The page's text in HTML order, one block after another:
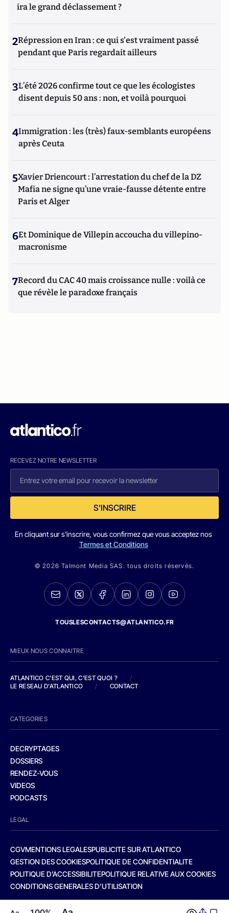
ira le grand déclassement ?
2Répression en Iran : ce qui s'est vraiment passé
pendant que Paris regardait ailleurs
3L’été 2026 confirme tout ce que les écologistes
disent depuis 50 ans : non, et voilà pourquoi
4Immigration : les (très) faux-semblants européens
après Ceuta
5Xavier Driencourt : l’arrestation du chef de la DZ
Mafia ne signe qu’une vraie-fausse détente entre
Paris et Alger
6Et Dominique de Villepin accoucha du villepino-
macronisme
7Record du CAC 40 mais croissance nulle : voilà ce
que révèle le paradoxe français
RECEVEZ NOTRE NEWSLETTER
S'INSCRIRE
En cliquant sur s'inscrire, vous confirmez que vous acceptez nos
Termes et Conditions
© 2026 Talmont Media SAS. tous droits réservés.
TOUSLESCONTACTS@ATLANTICO.FR
MIEUX NOUS CONNAITRE
ATLANTICO C'EST QUI, C'EST QUOI ?
/
LE RESEAU D'ATLANTICO
/ CONTACT
CATEGORIES
DECRYPTAGES
DOSSIERS
RENDEZ-VOUS
VIDEOS
PODCASTS
LEGAL
CGVMENTIONS LEGALESPUBLICITE SUR ATLANTICO
GESTION DES COOKIESPOLITIQUE DE CONFIDENTIALITE
POLITIQUE D’ACCESSIBILITEPOLITIQUE RELATIVE AUX COOKIES
CONDITIONS GENERALES D’UTILISATION